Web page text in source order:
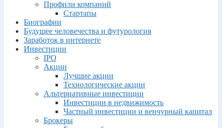
Профили компаний
Стартапы
Биографии
Будущее человечества и футурология
Заработок в интернете
Инвестиции
IPO
Акции
Лучшие акции
Технологические акции
Альтернативные инвестиции
Инвестиции в недвижимость
Частный инвестиции и венчурный капитал
Брокеры